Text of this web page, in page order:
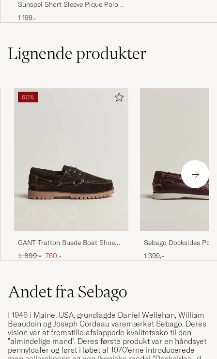
Topp! Som jeg forventet fra Sebago.
LARS K
Thank you, fast delivery, smooth shoes
Topp service og rask levering!
JO T KØBTE PÅ CAREOFCARL.NO
Hej! Det enda värt att klaga på skulle väl vara
BO O KØBTE PÅ CAREOFCARL.SE
Sunspel Short Sleeve Pique Polo
Navy
1 199,-
Lignendeprodukter
60%
GANT Tratton Suede Boat Shoe
Dark Brown
Ordinary pris
1 899,- Nedsat pris
760,-
Sebago Docksides
Waxed Boat Shoe
1 399,-
Andet fra Sebago
I 1946 i Maine, USA, grundlagde Daniel Wellehan, William
Beaudoin og Joseph Cordeau varemærket Sebago. Deres
vision var at fremstille afslappede kvalitetssko til den
"almindelige mand". Deres første produkt var en håndsyet
pennyloafer og først i løbet af 1970'erne introducerede